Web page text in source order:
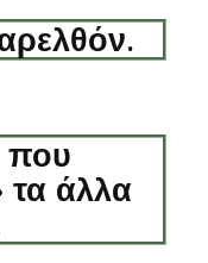
τα άλλα